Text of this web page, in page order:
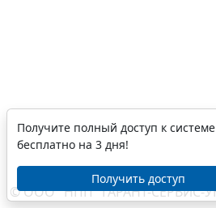
© ООО "НПП "ГАРАНТ-СЕРВИС-
Получите полный доступ к
бесплатно на 3 дня!
Получить доступ